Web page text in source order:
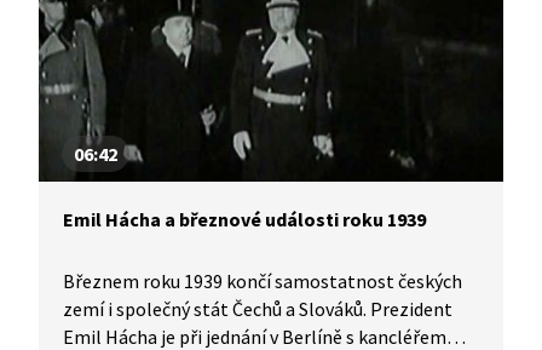
československou justicí na 20 let za údajnou
kolaboraci. V těžkém žaláři v Leopoldově pak
v roce 1954 zemřel.
06:42
Emil Hácha a březnové události roku 1939
Březnem roku 1939 končí samostatnost českých
zemí i společný stát Čechů a Slováků. Prezident
Emil Hácha je při jednání v Berlíně s kancléřem